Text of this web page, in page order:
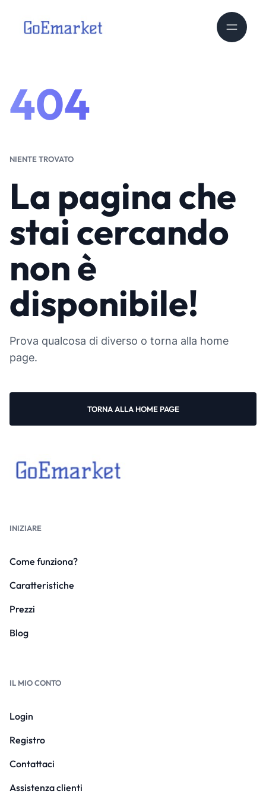
404
NIENTE TROVATO
La pagina che
stai cercando
non è
disponibile!
Prova qualcosa di diverso o torna alla home
page.
TORNA ALLA HOME PAGE
INIZIARE
Come funziona?
Caratteristiche
Prezzi
Blog
IL MIO CONTO
Login
Registro
Contattaci
Assistenza clienti